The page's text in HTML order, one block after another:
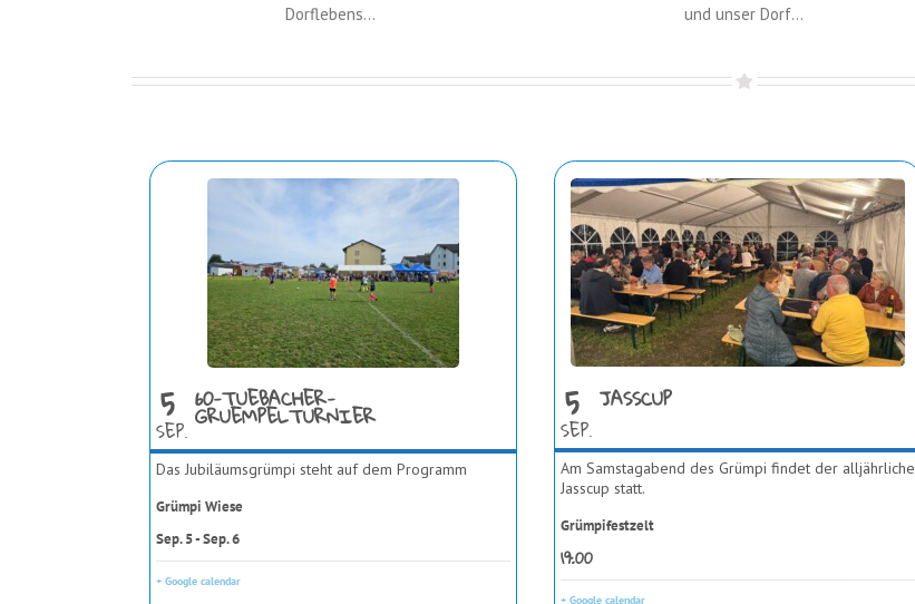
Dorflebens…
und unser Dorf…
5
SEP.
60-TUEBACHER-
GRUEMPELTURNIER
Das Jubiläumsgrümpi steht auf dem Programm
Grümpi Wiese
Sep. 5 - Sep. 6
+ Google calendar
5
SEP.
JASSCUP
Am Samstagabend des Grümpi findet der alljährliche
Jasscup statt.
Grümpifestzelt
19:00
+ Google calendar